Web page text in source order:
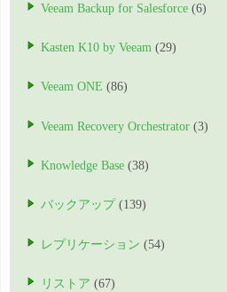
Veeam Backup for Salesforce (6)
Kasten K10 by Veeam (29)
Veeam ONE (86)
Veeam Recovery Orchestrator (3)
Knowledge Base (38)
バックアップ (139)
レプリケーション (54)
リストア (67)